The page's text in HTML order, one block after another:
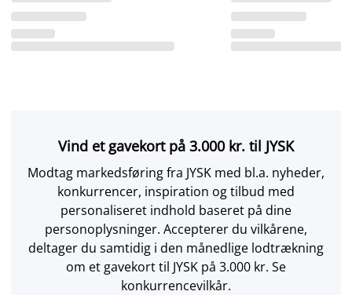
Vind et gavekort på 3.000 kr. til JYSK
Modtag markedsføring fra JYSK med bl.a. nyheder,
konkurrencer, inspiration og tilbud med
personaliseret indhold baseret på dine
personoplysninger. Accepterer du vilkårene,
deltager du samtidig i den månedlige lodtrækning
om et gavekort til JYSK på 3.000 kr. Se
konkurrencevilkår.